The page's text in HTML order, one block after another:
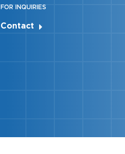
FOR INQUIRIES
Contact